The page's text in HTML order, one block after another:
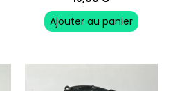
Ajouter au panier